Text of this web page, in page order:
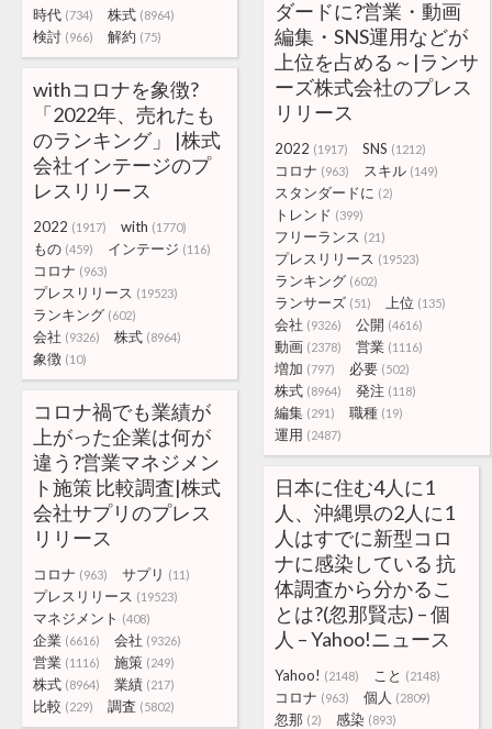
時代 (734) 株式 (8964)
検討 (966) 解約 (75)
ダードに?営業・動画
編集・SNS運用などが
上位を占める～|ランサ
ーズ株式会社のプレス
リリース
2022 (1917) SNS (1212)
コロナ (963) スキル (149)
スタンダードに (2)
トレンド (399)
フリーランス (21)
プレスリリース (19523)
ランキング (602)
ランサーズ (51) 上位 (135)
会社 (9326) 公開 (4616)
動画 (2378) 営業 (1116)
増加 (797) 必要 (502)
株式 (8964) 発注 (118)
編集 (291) 職種 (19)
運用 (2487)
withコロナを象徴?
「2022年、売れたも
のランキング」 |株式
会社インテージのプ
レスリリース
2022 (1917) with (1770)
もの (459) インテージ (116)
コロナ (963)
プレスリリース (19523)
ランキング (602)
会社 (9326) 株式 (8964)
象徴 (10)
コロナ禍でも業績が
上がった企業は何が
違う?営業マネジメン
ト施策 比較調査|株式
会社サプリのプレス
リリース
コロナ (963) サプリ (11)
プレスリリース (19523)
マネジメント (408)
企業 (6616) 会社 (9326)
営業 (1116) 施策 (249)
株式 (8964) 業績 (217)
比較 (229) 調査 (5802)
日本に住む4人に1
人、沖縄県の2人に1
人はすでに新型コロ
ナに感染している 抗
体調査から分かるこ
とは?(忽那賢志) – 個
人 – Yahoo!ニュース
Yahoo! (2148) こと (2148)
コロナ (963) 個人 (2809)
忽那 (2) 感染 (893)